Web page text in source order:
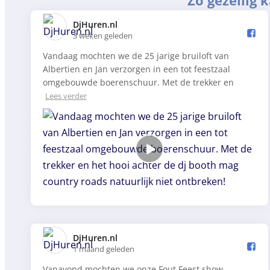
DjHuren.nl️
3 weken geleden
Vandaag mochten we de 25 jarige bruiloft van
Albertien en Jan verzorgen in een tot feestzaal
omgebouwde boerenschuur. Met de trekker en
Lees verder
DjHuren.nl️
1 maand geleden